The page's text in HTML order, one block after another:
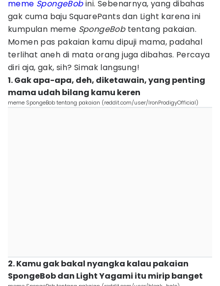
meme SpongeBobini. Sebenarnya, yang dibahas
gak cuma baju SquarePants dan Light karena ini
kumpulan meme SpongeBobtentang pakaian.
Momen pas pakaian kamu dipuji mama, padahal
terlihat aneh di mata orang juga dibahas. Percaya
diri aja, gak, sih? Simak langsung!
1. Gak apa-apa, deh, diketawain, yang penting
mama udah bilang kamu keren
meme SpongeBob tentang pakaian (reddit.com/user/IronProdigyOfficial)
2. Kamu gak bakal nyangka kalau pakaian
SpongeBob dan Light Yagami itu mirip banget